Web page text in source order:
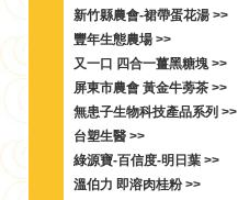
新竹縣農會-裙帶蛋花湯 >>
豐年生態農場 >>
又一口 四合一薑黑糖塊 >>
屏東市農會 黃金牛蒡茶 >>
無患子生物科技產品系列 >>
台塑生醫 >>
綠源寶-百信度-明日葉 >>
溫伯力 即溶肉桂粉 >>